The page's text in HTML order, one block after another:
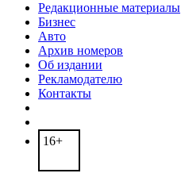
Редакционные материалы
Бизнес
Авто
Архив номеров
Об издании
Рекламодателю
Контакты
16+